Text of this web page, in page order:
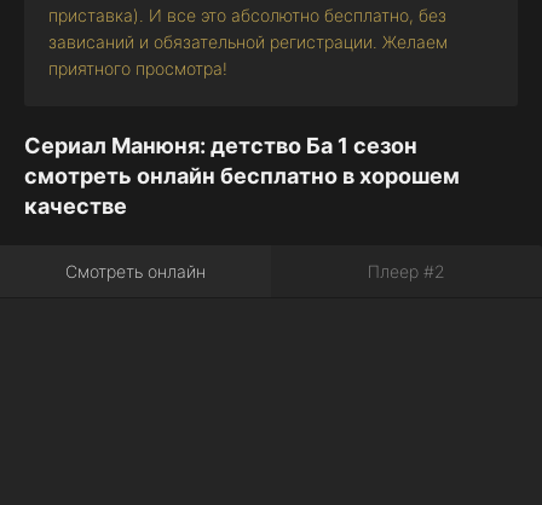
приставка). И все это абсолютно бесплатно, без
зависаний и обязательной регистрации. Желаем
приятного просмотра!
Сериал Манюня: детство Ба 1 сезон
смотреть онлайн бесплатно в хорошем
качестве
Смотреть онлайн Плеер #2